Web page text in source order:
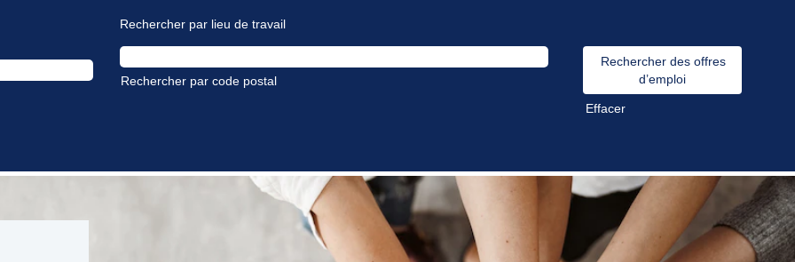
Rechercher par lieu de travail
Rechercher par code postal
Effacer